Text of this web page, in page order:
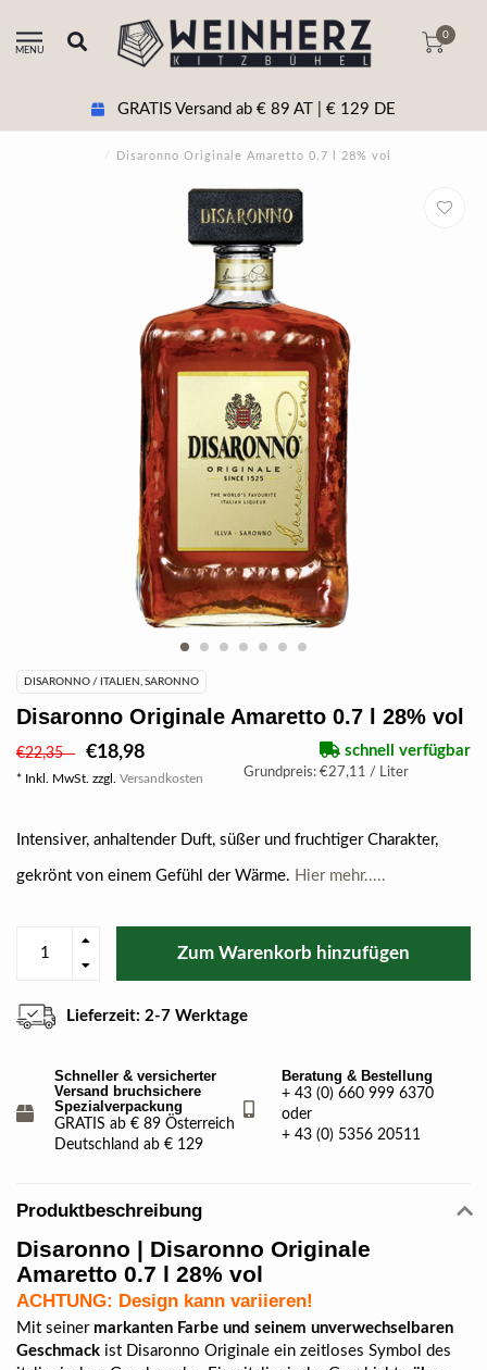
MENU
0
GRATIS Versand ab € 89 AT | € 129 DE
/ Disaronno Originale Amaretto 0.7 l 28% vol
DISARONNO / ITALIEN, SARONNO
Disaronno Originale Amaretto 0.7 l 28% vol
€22,35 €18,98
* Inkl. MwSt. zzgl. Versandkosten
schnell verfügbar
Grundpreis: €27,11 / Liter
Intensiver, anhaltender Duft, süßer und fruchtiger Charakter,
gekrönt von einem Gefühl der Wärme. Hier mehr.....
Zum Warenkorb hinzufügen
Lieferzeit: 2-7 Werktage
Schneller & versicherter
Versand bruchsichere
Spezialverpackung
GRATIS ab € 89 Österreich
Deutschland ab € 129
Beratung & Bestellung
+ 43 (0) 660 999 6370
oder
+ 43 (0) 5356 20511
Produktbeschreibung
Disaronno | Disaronno Originale
Amaretto 0.7 l 28% vol
ACHTUNG: Design kann variieren!
Mit seiner markanten Farbe und seinem unverwechselbaren
Geschmack ist Disaronno Originale ein zeitloses Symbol des